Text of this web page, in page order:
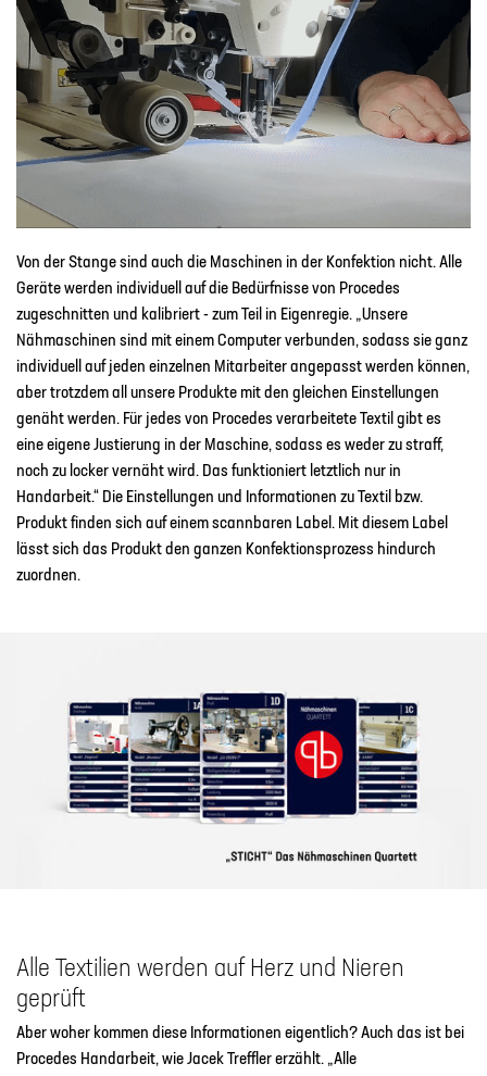
Von der Stange sind auch die Maschinen in der Konfektion nicht. Alle
Geräte werden individuell auf die Bedürfnisse von Procedes
zugeschnitten und kalibriert - zum Teil in Eigenregie. „Unsere
Nähmaschinen sind mit einem Computer verbunden, sodass sie ganz
individuell auf jeden einzelnen Mitarbeiter angepasst werden können,
aber trotzdem all unsere Produkte mit den gleichen Einstellungen
genäht werden. Für jedes von Procedes verarbeitete Textil gibt es
eine eigene Justierung in der Maschine, sodass es weder zu straff,
noch zu locker vernäht wird. Das funktioniert letztlich nur in
Handarbeit.“ Die Einstellungen und Informationen zu Textil bzw.
Produkt finden sich auf einem scannbaren Label. Mit diesem Label
lässt sich das Produkt den ganzen Konfektionsprozess hindurch
zuordnen.
Alle Textilien werden auf Herz und Nieren
geprüft
Aber woher kommen diese Informationen eigentlich? Auch das ist bei
Procedes Handarbeit, wie Jacek Treffler erzählt. „Alle